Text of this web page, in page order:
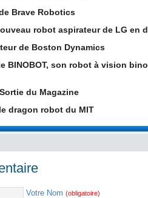
Brave Robotics
robot aspirateur de LG en
de Boston Dynamics
BINOBOT, son robot à vision
du Magazine
dragon robot du MIT
Votre Nom (obligatoire)